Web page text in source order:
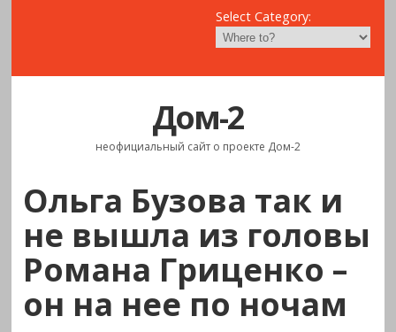
Select Category:
Дом-2
неофициальный сайт о проекте Дом-2
Ольга Бузова так и
не вышла из головы
Романа Гриценко –
он на нее по ночам